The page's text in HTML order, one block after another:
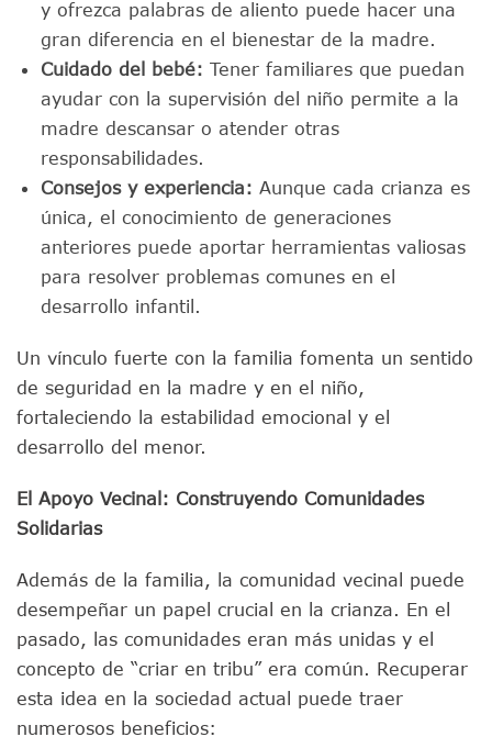
y ofrezca palabras de aliento puede hacer una
gran diferencia en el bienestar de la madre.
Cuidado del bebé: Tener familiares que puedan
ayudar con la supervisión del niño permite a la
madre descansar o atender otras
responsabilidades.
Consejos y experiencia: Aunque cada crianza es
única, el conocimiento de generaciones
anteriores puede aportar herramientas valiosas
para resolver problemas comunes en el
desarrollo infantil.
Un vínculo fuerte con la familia fomenta un sentido
de seguridad en la madre y en el niño,
fortaleciendo la estabilidad emocional y el
desarrollo del menor.
El Apoyo Vecinal: Construyendo Comunidades
Solidarias
Además de la familia, la comunidad vecinal puede
desempeñar un papel crucial en la crianza. En el
pasado, las comunidades eran más unidas y el
concepto de “criar en tribu” era común. Recuperar
esta idea en la sociedad actual puede traer
numerosos beneficios: